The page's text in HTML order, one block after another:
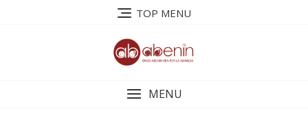
TOP MENU
MENU